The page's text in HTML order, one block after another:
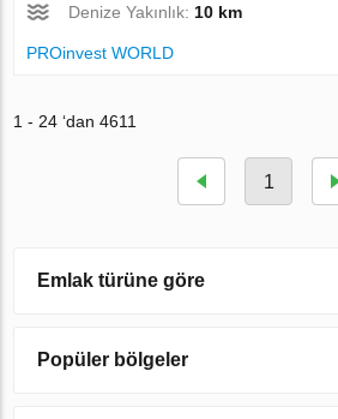
Denize Yakınlık:10 km
PROinvest WORLD
1 - 24 ‘dan 4611
1
Emlak türüne göre
Popüler bölgeler